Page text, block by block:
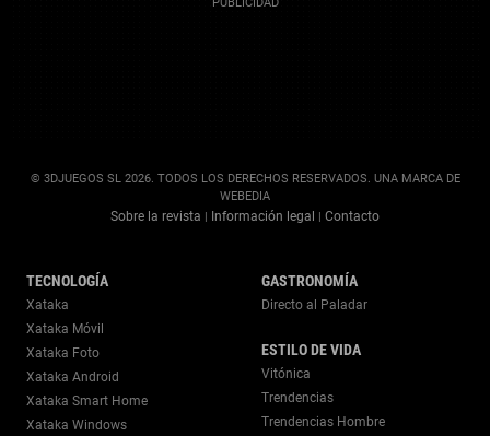
© 3DJUEGOS SL 2026. TODOS LOS DERECHOS RESERVADOS. UNA MARCA DE
WEBEDIA
Sobre la revista | Información legal | Contacto
TECNOLOGÍA
Xataka
Xataka Móvil
Xataka Foto
Xataka Android
Xataka Smart Home
Xataka Windows
GASTRONOMÍA
Directo al Paladar
ESTILO DE VIDA
Vitónica
Trendencias
Trendencias Hombre